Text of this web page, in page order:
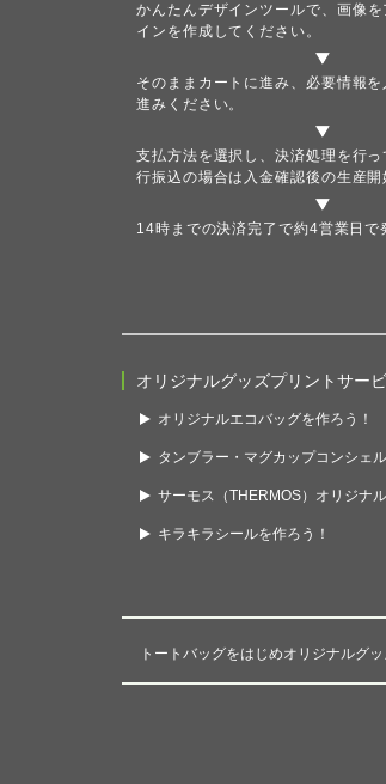
かんたんデザインツールで、画像
インを作成してください。
そのままカートに進み、必要情報
進みください。
支払方法を選択し、決済処理を行
行振込の場合は入金確認後の生産開
14時までの決済完了で約4営業日で
オリジナルグッズプリントサー
オリジナルエコバッグを作ろう！
タンブラー・マグカップコンシェル
サーモス（THERMOS）オリジナ
キラキラシールを作ろう！
トートバッグをはじめオリジナルグ